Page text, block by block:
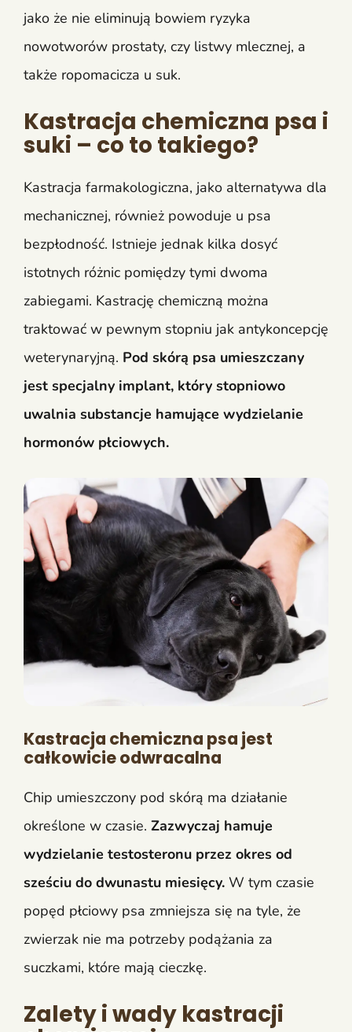
jako że nie eliminują bowiem ryzyka
nowotworów prostaty, czy listwy mlecznej, a
także ropomacicza u suk.
Kastracja chemiczna psa i
suki – co to takiego?
Kastracja farmakologiczna, jako alternatywa dla
mechanicznej, również powoduje u psa
bezpłodność. Istnieje jednak kilka dosyć
istotnych różnic pomiędzy tymi dwoma
zabiegami. Kastrację chemiczną można
traktować w pewnym stopniu jak antykoncepcję
weterynaryjną. Pod skórą psa umieszczany
jest specjalny implant, który stopniowo
uwalnia substancje hamujące wydzielanie
hormonów płciowych.
Kastracja chemiczna psa jest
całkowicie odwracalna
Chip umieszczony pod skórą ma działanie
określone w czasie. Zazwyczaj hamuje
wydzielanie testosteronu przez okres od
sześciu do dwunastu miesięcy. W tym czasie
popęd płciowy psa zmniejsza się na tyle, że
zwierzak nie ma potrzeby podążania za
suczkami, które mają cieczkę.
Zalety i wady kastracji